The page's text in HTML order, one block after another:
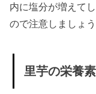
内に塩分が増えて
ので注意しましょう
里芋の栄養